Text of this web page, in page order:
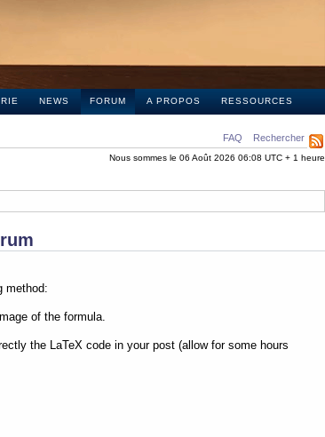
NEWS FORUM A PROPOS RESSOURCES
FAQ Rechercher
Nous sommes le 06 Août 2026 06:08 UTC + 1 heure
method:
of the formula.
the LaTeX code in your post (allow for some hours